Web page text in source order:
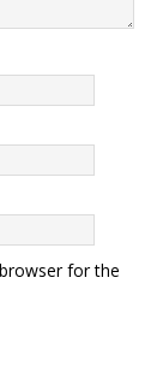
for the